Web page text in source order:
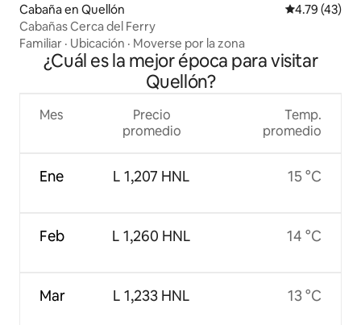
Cabaña en Quellón Calificación
4.79 (43)
Cabañas Cerca del Ferry
Familiar · Ubicación · Moverse por la zona
¿Cuál es la mejor época para visitar
Quellón?
Mes
Ene
Feb
Mar
Precio
promedio
L 1,207 HNL
L 1,260 HNL
L 1,233 HNL
Temp.
promedio
15 °C
14 °C
13 °C